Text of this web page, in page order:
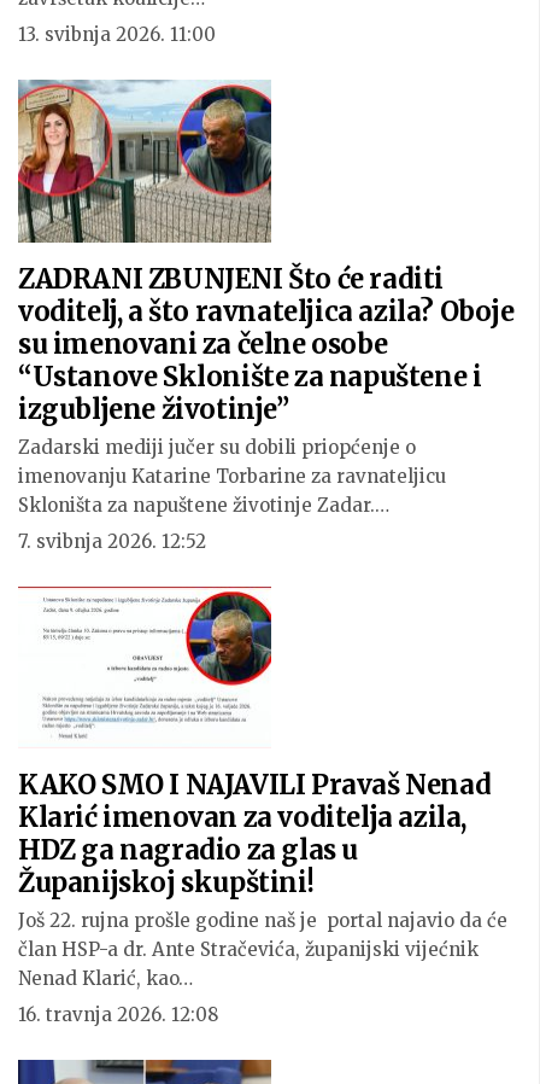
13. svibnja 2026. 11:00
ZADRANI ZBUNJENI Što će raditi
voditelj, a što ravnateljica azila? Oboje
su imenovani za čelne osobe
“Ustanove Sklonište za napuštene i
izgubljene životinje”
Zadarski mediji jučer su dobili priopćenje o
imenovanju Katarine Torbarine za ravnateljicu
Skloništa za napuštene životinje Zadar.…
7. svibnja 2026. 12:52
KAKO SMO I NAJAVILI Pravaš Nenad
Klarić imenovan za voditelja azila,
HDZ ga nagradio za glas u
Županijskoj skupštini!
Još 22. rujna prošle godine naš je portal najavio da će
član HSP-a dr. Ante Stračevića, županijski vijećnik
Nenad Klarić, kao…
16. travnja 2026. 12:08